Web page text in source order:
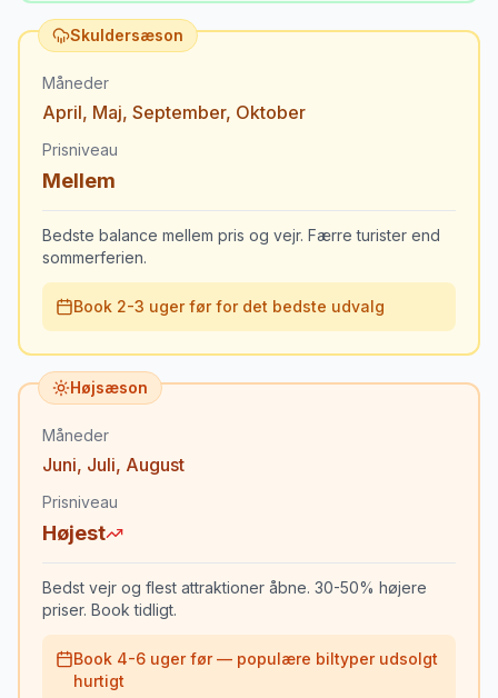
Skuldersæson
Måneder
April, Maj, September, Oktober
Prisniveau
Mellem
Bedste balance mellem pris og vejr. Færre turister end
sommerferien.
Book 2-3 uger før for det bedste udvalg
Højsæson
Måneder
Juni, Juli, August
Prisniveau
Højest
Bedst vejr og flest attraktioner åbne. 30-50% højere
priser. Book tidligt.
Book 4-6 uger før — populære biltyper udsolgt
hurtigt